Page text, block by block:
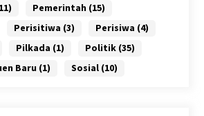
Pemerintah (15)
Perisitiwa (3) Perisiwa (4)
Pilkada (1) Politik(35)
Baru (1) Sosial(10)